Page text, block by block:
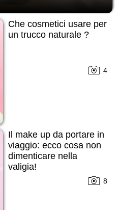
Che cosmetici usare per
un trucco naturale ?
4
Il make up da portare in
viaggio: ecco cosa non
dimenticare nella
valigia!
8